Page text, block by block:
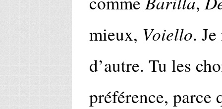
mieux, Voiello.
d’autre. Tu les
préférence, parce